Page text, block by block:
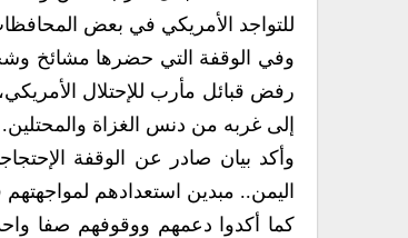
للتواجد الأمريكي في بعض
وفي الوقفة التي حضرها مشائخ
رفض قبائل مأرب للإحتلال
إلى غربه من دنس الغزاة والمحتلين.
وأكد بيان صادر عن الوقفة
اليمن.. مبدين استعدادهم
كما أكدوا دعمهم ووقوفهم صفا